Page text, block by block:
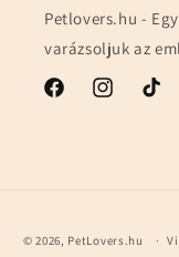
Petlovers.hu -
varázsoljuk az
FacebookInstagramTikTok
© 2026, PetLovers.hu